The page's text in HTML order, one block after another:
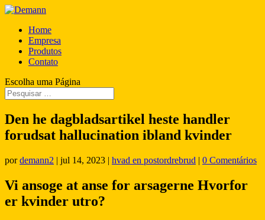
Home
Empresa
Produtos
Contato
Escolha uma Página
Den he dagbladsartikel heste handler
forudsat hallucination ibland kvinder
pordemann2 | jul 14, 2023 | hvad en postordrebrud | 0 Comentários
Vi ansoge at anse for arsagerne Hvorfor
er kvinder utro?